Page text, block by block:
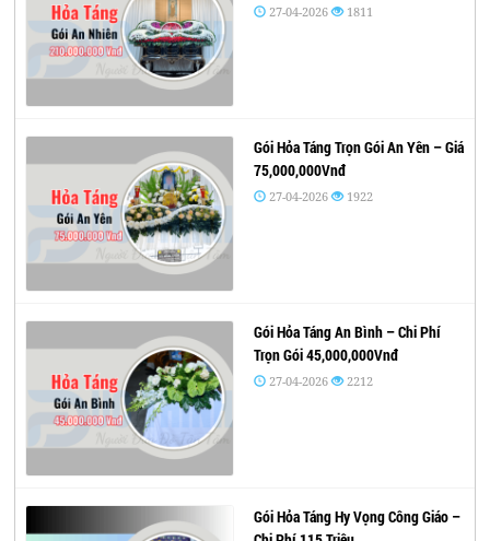
27-04-2026 1811
Gói Hỏa Táng Trọn Gói An Yên – Giá
75,000,000Vnđ
27-04-2026 1922
Gói Hỏa Táng An Bình – Chi Phí
Trọn Gói 45,000,000Vnđ
27-04-2026 2212
Gói Hỏa Táng Hy Vọng Công Giáo –